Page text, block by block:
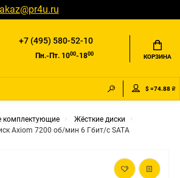
+7 (495) 580-52-10
Пн.-Пт. 1000-1800 КОРЗИНА
$ =74.88 ₽
комплектующие
Жёсткие диски
Axiom 7200 об/мин 6 Гбит/с SATA